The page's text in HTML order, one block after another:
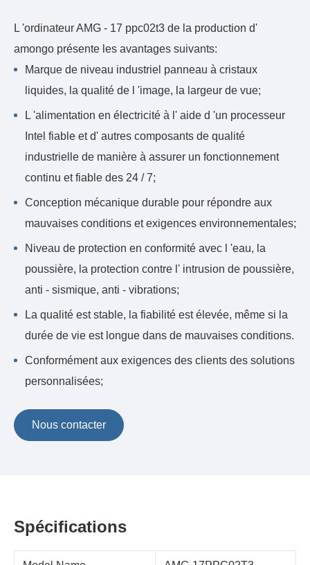
L 'ordinateur AMG - 17 ppc02t3 de la production d'
amongo présente les avantages suivants:
Marque de niveau industriel panneau à cristaux
liquides, la qualité de l 'image, la largeur de vue;
L 'alimentation en électricité à l' aide d 'un processeur
Intel fiable et d' autres composants de qualité
industrielle de manière à assurer un fonctionnement
continu et fiable des 24 / 7;
Conception mécanique durable pour répondre aux
mauvaises conditions et exigences environnementales;
Niveau de protection en conformité avec l 'eau, la
poussière, la protection contre l' intrusion de poussière,
anti - sismique, anti - vibrations;
La qualité est stable, la fiabilité est élevée, même si la
durée de vie est longue dans de mauvaises conditions.
Conformément aux exigences des clients des solutions
personnalisées;
Nous contacter
Spécifications